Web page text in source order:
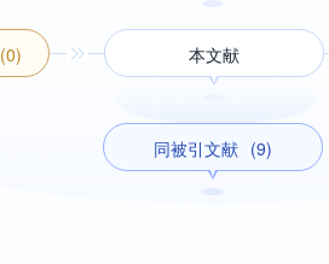
(0) 本文献
同被引文献 (9)